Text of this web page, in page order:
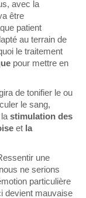
avec la
être
patient
au terrain de
le traitement
pour mettre en
de tonifier le ou
le sang,
lastimulation des
et la
une
ne serions
particulière
devient mauvaise